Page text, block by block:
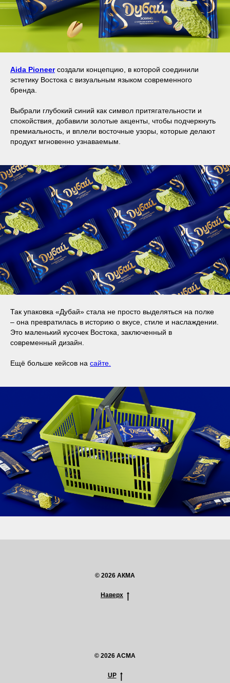
Aida Pioneerсоздали концепцию, в которой соединили
эстетику Востока с визуальным языком современного
бренда.
Выбрали глубокий синий как символ притягательности и
спокойствия, добавили золотые акценты, чтобы подчеркнуть
премиальность, и вплели восточные узоры, которые делают
продукт мгновенно узнаваемым.
Так упаковка «Дубай» стала не просто выделяться на полке
– она превратилась в историю о вкусе, стиле и наслаждении.
Это маленький кусочек Востока, заключенный в
современный дизайн.
Ещё больше кейсов на сайте.
© 2026 АКМА
Наверх
© 2026 ACMA
UP